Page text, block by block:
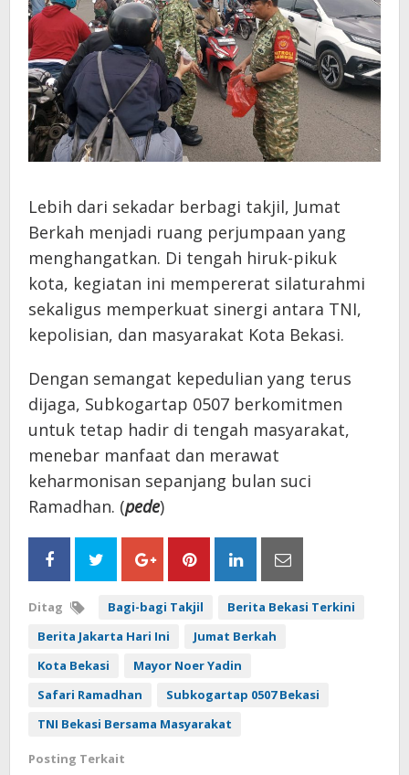
Lebih dari sekadar berbagi takjil, Jumat
Berkah menjadi ruang perjumpaan yang
menghangatkan. Di tengah hiruk-pikuk
kota, kegiatan ini mempererat silaturahmi
sekaligus memperkuat sinergi antara TNI,
kepolisian, dan masyarakat Kota Bekasi.
Dengan semangat kepedulian yang terus
dijaga, Subkogartap 0507 berkomitmen
untuk tetap hadir di tengah masyarakat,
menebar manfaat dan merawat
keharmonisan sepanjang bulan suci
Ramadhan. (pede)
Ditag Bagi-bagi Takjil
Berita Bekasi Terkini
Berita Jakarta Hari Ini
Jumat Berkah
Kota Bekasi
Mayor Noer Yadin
Safari Ramadhan
Subkogartap 0507 Bekasi
TNI Bekasi Bersama Masyarakat
Posting Terkait